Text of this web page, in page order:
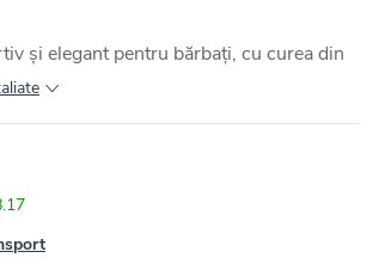
și elegant pentru bărbați, cu curea din